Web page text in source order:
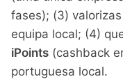
fases); (3)
equipa local; (4)
iPoints (cashback
portuguesa local.